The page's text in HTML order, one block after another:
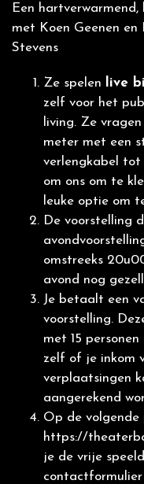
Een hartverwarmend,
met Koen Geenen en
Stevens
Ze spelen live
zelf voor het
living. Ze
meter met een
verlengkabel tot
om ons om te
leuke optie om
De voorstelling
omstreeks
avond nog
Je betaalt een
voorstelling.
met 15
zelf of je inkom
verplaatsingen
aangerekend
Op de volgende
https://
je de vrije